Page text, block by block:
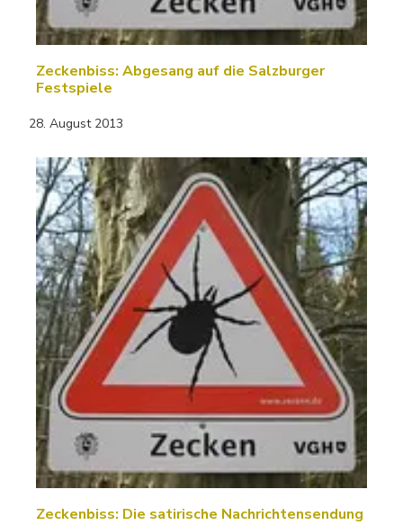
Zeckenbiss: Abgesang auf die Salzburger
Festspiele
28. August 2013
Zeckenbiss: Die satirische Nachrichtensendung